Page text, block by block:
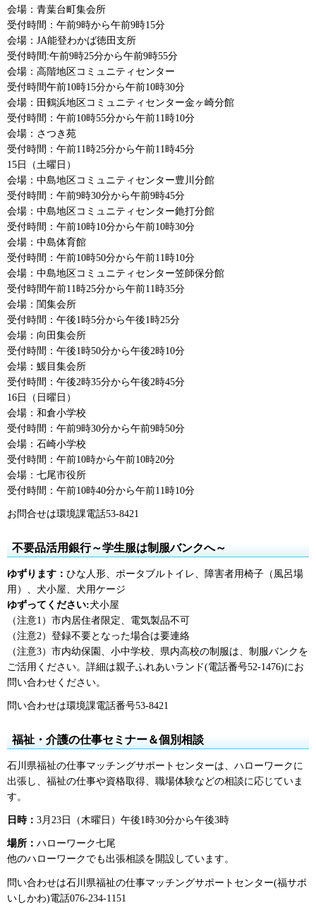
会場：青葉台町集会所
受付時間：午前9時から午前9時15分
会場：JA能登わかば徳田支所
受付時間:午前9時25分から午前9時55分
会場：高階地区コミュニティセンター
受付時間午前10時15分から午前10時30分
会場：田鶴浜地区コミュニティセンター金ヶ崎分館
受付時間：午前10時55分から午前11時10分
会場：さつき苑
受付時間：午前11時25分から午前11時45分
15日（土曜日）
会場：中島地区コミュニティセンター豊川分館
受付時間：午前9時30分から午前9時45分
会場：中島地区コミュニティセンター釶打分館
受付時間：午前10時10分から午前10時30分
会場：中島体育館
受付時間：午前10時50分から午前11時10分
会場：中島地区コミュニティセンター笠師保分館
受付時間午前11時25分から午前11時35分
会場：閨集会所
受付時間：午後1時5分から午後1時25分
会場：向田集会所
受付時間：午後1時50分から午後2時10分
会場：鰀目集会所
受付時間：午後2時35分から午後2時45分
16日（日曜日）
会場：和倉小学校
受付時間：午前9時30分から午前9時50分
会場：石崎小学校
受付時間：午前10時から午前10時20分
会場：七尾市役所
受付時間：午前10時40分から午前11時10分
お問合せは環境課電話53-8421
不要品活用銀行～学生服は制服バンクへ～
ゆずります： ひな人形、ポータブルトイレ、障害者用椅子（風呂場
用）、犬小屋、犬用ケージ
ゆずってください:犬小屋
（注意1）市内居住者限定、電気製品不可
（注意2）登録不要となった場合は要連絡
（注意3）市内幼保園、小中学校、県内高校の制服は、制服バンクを
ご活用ください。詳細は親子ふれあいランド(電話番号52-1476)にお
問い合わせください。
問い合わせは環境課電話番号53-8421
福祉・介護の仕事セミナー＆個別相談
石川県福祉の仕事マッチングサポートセンターは、ハローワークに
出張し、福祉の仕事や資格取得、職場体験などの相談に応じていま
す。
日時： 3月23日（木曜日）午後1時30分から午後3時
場所： ハローワーク七尾
他のハローワークでも出張相談を開設しています。
問い合わせは石川県福祉の仕事マッチングサポートセンター(福サポ
いしかわ)電話076-234-1151